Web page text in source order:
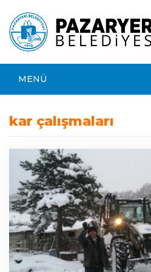
MENÜ
kar çalışmaları